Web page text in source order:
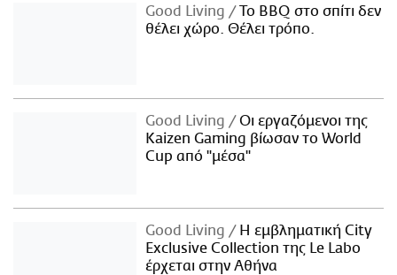
Good Living
Το BBQ στο σπίτι δεν
θέλει χώρο. Θέλει τρόπο.
Good Living
Οι εργαζόμενοι της
Kaizen Gaming βίωσαν το World
Cup από "μέσα"
Good Living
Η εμβληματική City
Exclusive Collection της Le Labo
έρχεται στην Αθήνα